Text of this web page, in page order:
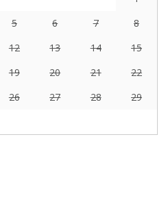
5 6 7
8
12 13 14
15
19 20 21
22
26 27 28
29